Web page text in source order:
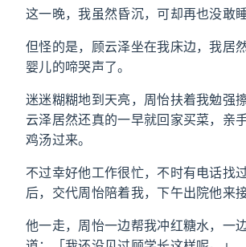
这一晚，我虽然昏沉，可却再也没敢睡
但怪的是，顾云泽坐在我床边，我居
婴儿的啼哭声了。
迷迷糊糊地到天亮，周怡扶着我勉强
云泽居然还真的一早就回家买菜，亲
鸡汤过来。
不过幸好他工作很忙，不时有电话找
后，交代周怡陪着我，下午出院他来
他一走，周怡一边帮我冲红糖水，一